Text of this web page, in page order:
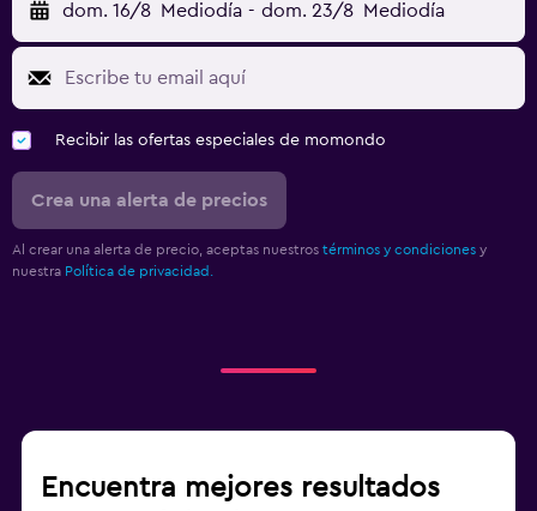
dom. 16/8 Mediodía - dom. 23/8 Mediodía
Recibir las ofertas especiales de momondo
Crea una alerta de precios
Al crear una alerta de precio, aceptas nuestros términos y condiciones y
nuestra Política de privacidad.
Encuentra mejores resultados